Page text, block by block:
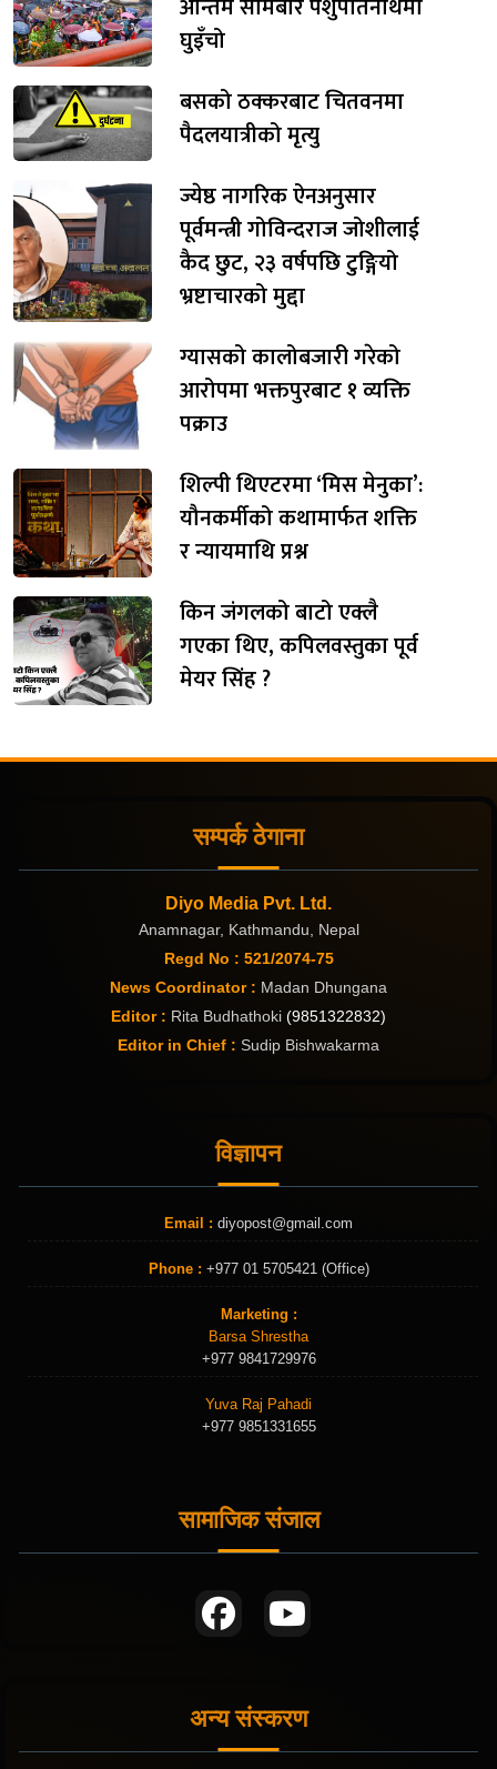
अन्तिम सोमबार पशुपतिनाथमा
घुइँचो
बसको ठक्करबाट चितवनमा
पैदलयात्रीको मृत्यु
ज्येष्ठ नागरिक ऐनअनुसार
पूर्वमन्त्री गोविन्दराज जोशीलाई
कैद छुट, २३ वर्षपछि टुङ्गियो
भ्रष्टाचारको मुद्दा
ग्यासको कालोबजारी गरेको
आरोपमा भक्तपुरबाट १ व्यक्ति
पक्राउ
शिल्पी थिएटरमा ‘मिस मेनुका’:
यौनकर्मीको कथामार्फत शक्ति
र न्यायमाथि प्रश्न
किन जंगलको बाटो एक्लै
गएका थिए, कपिलवस्तुका पूर्व
मेयर सिंह ?
सम्पर्क ठेगाना
Diyo Media Pvt. Ltd.
Anamnagar, Kathmandu, Nepal
Regd No : 521/2074-75
News Coordinator : Madan Dhungana
Editor : Rita Budhathoki (9851322832)
Editor in Chief : Sudip Bishwakarma
विज्ञापन
Email : diyopost@gmail.com
Phone : +977 01 5705421 (Office)
Marketing :
Barsa Shrestha
+977 9841729976
Yuva Raj Pahadi
+977 9851331655
सामाजिक संजाल
अन्य संस्करण